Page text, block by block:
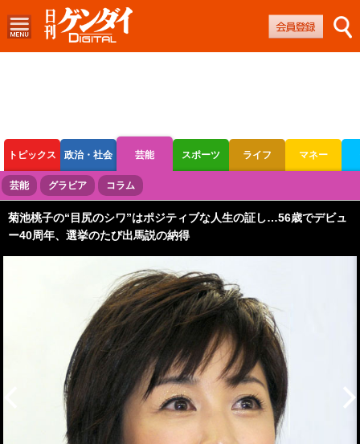
トピックス 政治・社会 芸能 スポーツ ライフ マネー
ボートレース 競輪 オートレース
芸能 グラビア コラム
菊池桃子の“目尻のシワ”はポジティブな人生の証し…56歳でデビュ
ー40周年、選挙のたび出馬説の納得